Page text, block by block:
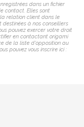
dans un fichier
contact. Elles sont
relation client dans le
à nos conseillers
pouvez exercer votre droit
en contactant origami
de la liste d'opposition au
pouvez vous inscrire ici :